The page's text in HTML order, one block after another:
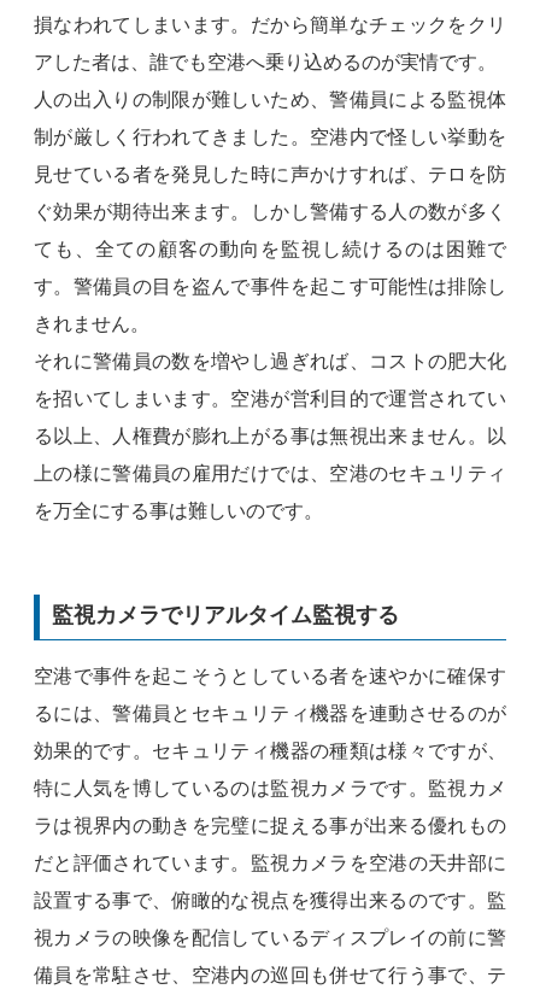
損なわれてしまいます。だから簡単なチェックをクリ
アした者は、誰でも空港へ乗り込めるのが実情です。
人の出入りの制限が難しいため、警備員による監視体
制が厳しく行われてきました。空港内で怪しい挙動を
見せている者を発見した時に声かけすれば、テロを防
ぐ効果が期待出来ます。しかし警備する人の数が多く
ても、全ての顧客の動向を監視し続けるのは困難で
す。警備員の目を盗んで事件を起こす可能性は排除し
きれません。
それに警備員の数を増やし過ぎれば、コストの肥大化
を招いてしまいます。空港が営利目的で運営されてい
る以上、人権費が膨れ上がる事は無視出来ません。以
上の様に警備員の雇用だけでは、空港のセキュリティ
を万全にする事は難しいのです。
監視カメラでリアルタイム監視する
空港で事件を起こそうとしている者を速やかに確保す
るには、警備員とセキュリティ機器を連動させるのが
効果的です。セキュリティ機器の種類は様々ですが、
特に人気を博しているのは監視カメラです。監視カメ
ラは視界内の動きを完璧に捉える事が出来る優れもの
だと評価されています。監視カメラを空港の天井部に
設置する事で、俯瞰的な視点を獲得出来るのです。監
視カメラの映像を配信しているディスプレイの前に警
備員を常駐させ、空港内の巡回も併せて行う事で、テ